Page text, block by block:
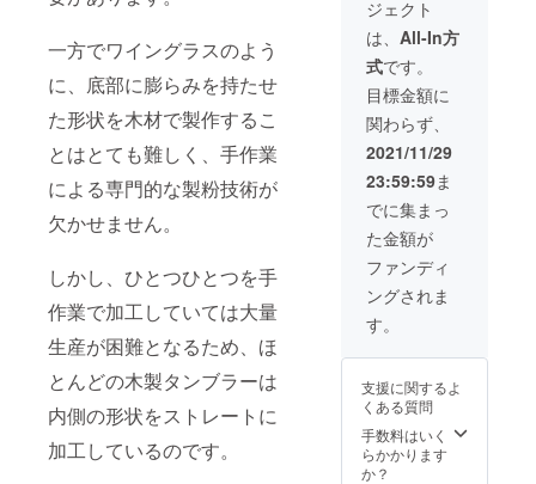
一方でワイングラスのよう
に、底部に膨らみを持たせ
た形状を木材で製作するこ
とはとても難しく、手作業
による専門的な製粉技術が
欠かせません。
しかし、ひとつひとつを手
作業で加工していては大量
生産が困難となるため、ほ
とんどの木製タンブラーは
内側の形状をストレートに
加工しているのです。
ウイス
キー 原
モルト
内容
量：
700ml
アル
コール
分：
47％ ノ
ンチル
フィル
ター/ノ
ンカ
ラー 質
（液体
+瓶）
食品添
加物：
なし ア
レル
合、職
人によ
り手作
業で一
つ一つ
加工し
ている
都合
上、一
部の支
援者様
への発
送が遅
れる場
合がご
ざいま
承くだ
売予定
価格
8,700円
より
20％オ
フ。 ※
価格は
消費
税、送
料込み
となり
ます。
※支援者
様の数
が予想
より大
しまっ
合、職
人によ
り手作
業で一
つ一つ
ジェクト
は、 All-In方
式です。
目標金額に
関わらず、
2021/11/29
23:59:59ま
でに集まっ
た金額が
ファンディ
ングされま
す。
支援に関するよ
くある質問
手数料はいく
らかかります
か？